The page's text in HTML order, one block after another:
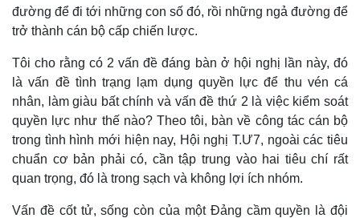
đường để đi tới những con số đó, rồi những ngả đường để
trở thành cán bộ cấp chiến lược.
Tôi cho rằng có 2 vấn đề đáng bàn ở hội nghị lần này, đó
là vấn đề tình trạng lạm dụng quyền lực để thu vén cá
nhân, làm giàu bất chính và vấn đề thứ 2 là việc kiểm soát
quyền lực như thế nào? Theo tôi, bàn về công tác cán bộ
trong tình hình mới hiện nay, Hội nghị T.Ư7, ngoài các tiêu
chuẩn cơ bản phải có, cần tập trung vào hai tiêu chí rất
quan trọng, đó là trong sạch và không lợi ích nhóm.
Vấn đề cốt tử, sống còn của một Đảng cầm quyền là đội